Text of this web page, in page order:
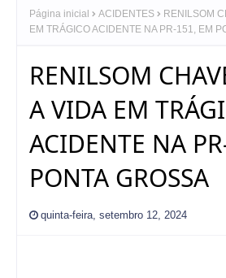
Página inicial ACIDENTES
RENILSOM
EM TRÁGICO ACIDENTE NA PR-151, EM
RENILSOM
A VIDA EM
ACIDENTE NA
PONTA GROSSA
quinta-feira, setembro 12, 2024